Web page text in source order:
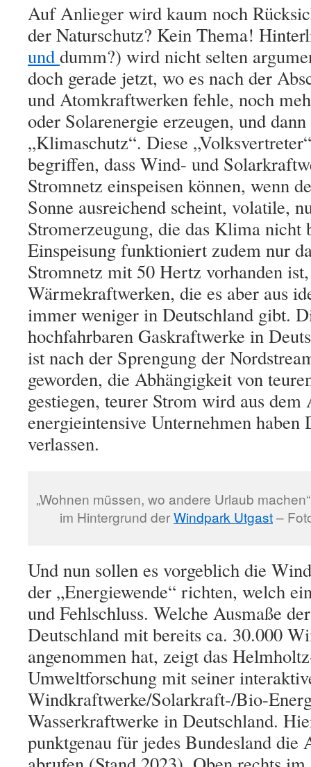
Auf Anlieger wird kaum noch
der Naturschutz? Kein Thema!
und dumm?) wird nicht selten
doch gerade jetzt, wo es nach der
und Atomkraftwerken fehle, noch
oder Solarenergie erzeugen, und
„Klimaschutz“. Diese
begriffen, dass Wind- und
Stromnetz einspeisen können, wenn
Sonne ausreichend scheint, volatile,
Stromerzeugung, die das Klima nicht
Einspeisung funktioniert zudem nur
Stromnetz mit 50 Hertz vorhanden
Wärmekraftwerken, die es aber aus
immer weniger in Deutschland gibt.
hochfahrbaren Gaskraftwerke in
ist nach der Sprengung der
geworden, die Abhängigkeit von
gestiegen, teurer Strom wird aus
energieintensive Unternehmen haben
verlassen.
„Wohnen müssen, wo andere Urlaub
im Hintergrund derWindpark Utgast–
Und nun sollen es vorgeblich die
der „Energiewende“ richten, welch
und Fehlschluss. Welche Ausmaße
Deutschland mit bereits ca. 30.000
angenommen hat, zeigt das
Umweltforschung mit seiner
Windkraftwerke/Solarkraft-/Bio-
Wasserkraftwerke in Deutschland.
punktgenau für jedes Bundesland die